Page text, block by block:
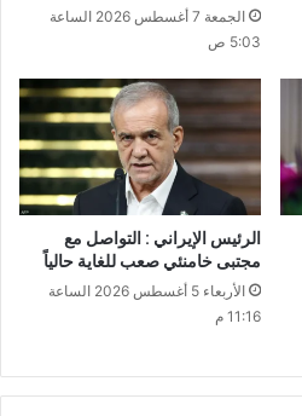
الجمعة 7 أغسطس 2026 الساعة
5:03 ص
الرئيس الإيراني : التواصل مع
مجتبى خامنئي صعب للغاية حالياً
الأربعاء 5 أغسطس 2026 الساعة
11:16 م